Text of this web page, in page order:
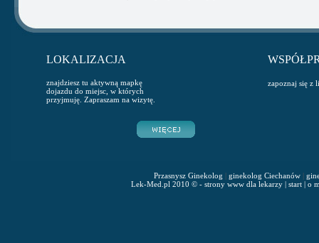
LOKALIZACJA
znajdziesz tu aktywną mapkę
dojazdu do miejsc, w których
przyjmuję. Zapraszam na wizytę.
zapoznaj się z
Przasnysz Ginekolog | ginekolog Ciechanów|
Lek-Med.pl 2010 © - strony www dla lekarzy| start| o